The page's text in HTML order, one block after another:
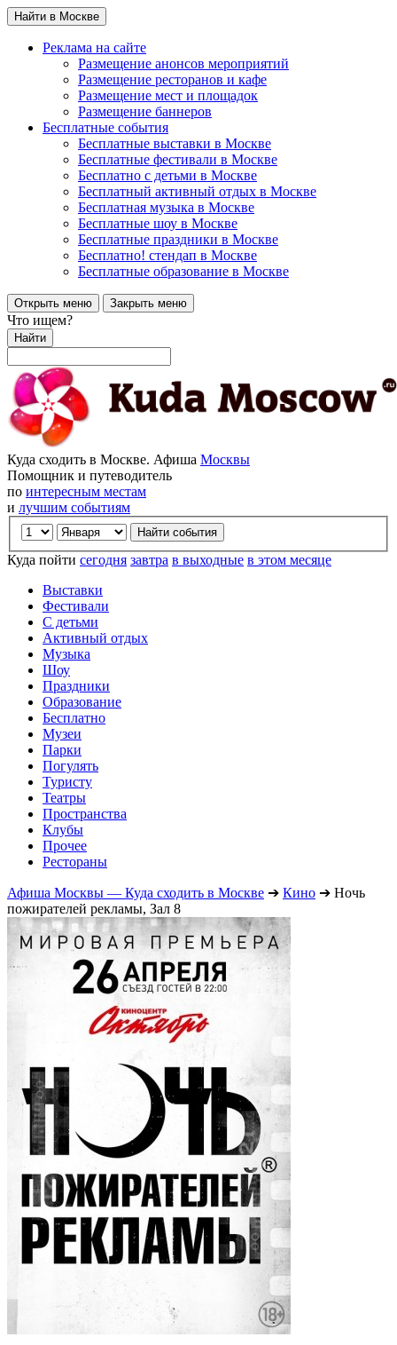
Найти в Москве
Реклама на сайте
Размещение анонсов мероприятий
Размещение ресторанов и кафе
Размещение мест и площадок
Размещение баннеров
Бесплатные события
Бесплатные выставки в Москве
Бесплатные фестивали в Москве
Бесплатно с детьми в Москве
Бесплатный активный отдых в Москве
Бесплатная музыка в Москве
Бесплатные шоу в Москве
Бесплатные праздники в Москве
Бесплатно! стендап в Москве
Бесплатные образование в Москве
Открыть меню Закрыть меню
Что ищем?
Найти
Куда сходить в Москве. Афиша Москвы
Помощник и путеводитель
по интересным местам
и лучшим событиям
Куда пойти сегодня завтра в выходные в этом месяце
Выставки
Фестивали
С детьми
Активный отдых
Музыка
Шоу
Праздники
Образование
Бесплатно
Музеи
Парки
Погулять
Туристу
Театры
Пространства
Клубы
Прочее
Рестораны
Афиша Москвы — Куда сходить в Москве ➔ Кино ➔ Ночь
пожирателей рекламы, Зал 8